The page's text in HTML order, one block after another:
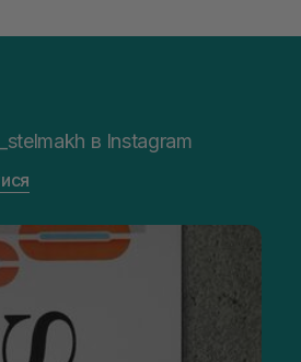
в Instagram